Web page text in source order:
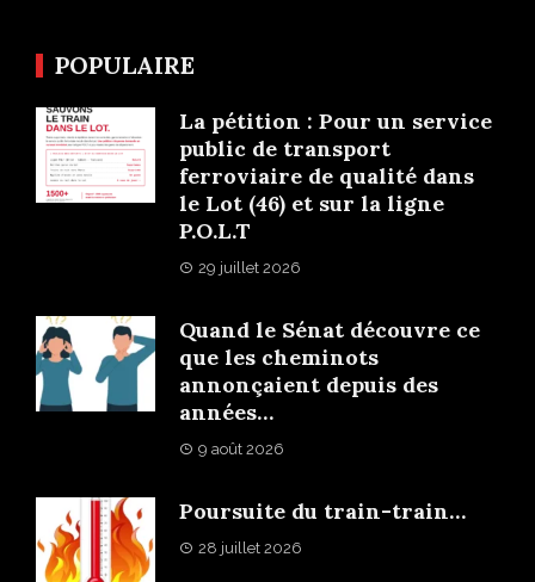
POPULAIRE
La pétition : Pour un service
public de transport
ferroviaire de qualité dans
le Lot (46) et sur la ligne
P.O.L.T
29 juillet 2026
Quand le Sénat découvre ce
que les cheminots
annonçaient depuis des
années…
9 août 2026
Poursuite du train-train…
28 juillet 2026